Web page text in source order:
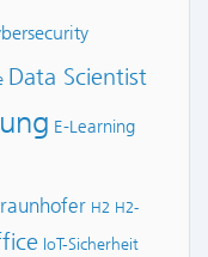
Data Scientist
E-Learning
H2 H2-
IoT-Sicherheit